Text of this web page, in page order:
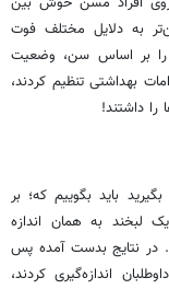
افراد بدبین‌تر به دلایل مختلف فوت
را بر اساس سن، وضعیت
بهداشتی تنظیم کردند،
باید بگوییم که؛ بر
لبخند به همان اندازه
تکه شکلات است. در نتایج بدست آمده پس
اندازه‌گیری کردند،